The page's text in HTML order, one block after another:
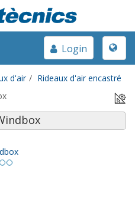
Toggle
Login
d'air
Rideaux d'air encastré